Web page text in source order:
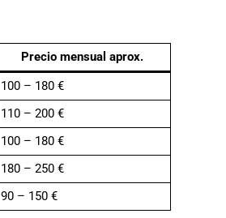
Precio mensual aprox.
100 – 180 €
110 – 200 €
100 – 180 €
180 – 250 €
90 – 150 €